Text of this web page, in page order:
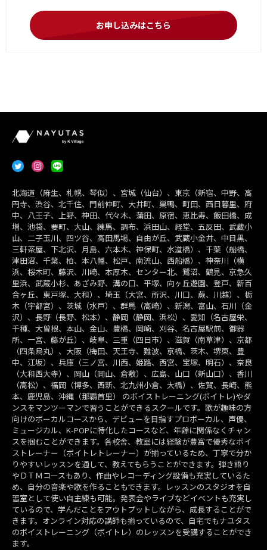
お申し込みはこちら
北海道（麻生、札幌、琴似）、宮城（仙台）、東京（新宿、中野、高
円寺、渋谷、北千住、門前仲町、大井町、巣鴨、町田、西日暮里、府
中、八王子、上野、神田、代々木、蒲田、原宿、恵比寿、飯田橋、成
増、池袋、要町、大山、練馬、調布、浜田山、経堂、五反田、武蔵小
山、二子玉川、四ツ谷、高田馬場、自由が丘、武蔵小金井、中目黒、
三軒茶屋、下北沢、月島、六本木、神保町、水道橋）、千葉（船橋、
津田沼、千葉、柏、本八幡、松戸、南流山、西船橋）、神奈川（横
浜、桜木町、藤沢、川崎、本厚木、センター北、鷺沼、鶴見、京急久
里浜、武蔵小杉、あざみ野、溝の口、平塚、向ヶ丘遊園、登戸、新百
合ヶ丘、東戸塚、大和）、埼玉（大宮、所沢、川口、蕨、川越）、栃
木（宇都宮）、茨城（水戸）、群馬（高崎）、新潟、富山、石川（金
沢）、長野（長野、松本）、静岡（静岡、浜松）、愛知（名古屋栄、
千種、大曽根、本山、金山、豊橋、岡崎、刈谷、名古屋駅前、御器
所、一宮、藤が丘）、岐阜、三重（四日市）、滋賀（南草津）、京都
（四条烏丸）、大阪（梅田、天王寺、難波、京橋、茨木、堺東、豊
中、江坂）、兵庫（三ノ宮、川西、姫路、西宮、宝塚、明石）、奈良
（大和西大寺）、岡山（岡山、倉敷）、広島、山口（新山口）、香川
（高松）、福岡（博多、西新、北九州小倉、大橋）、佐賀、長崎、熊
本、鹿児島、沖縄（那覇首里） のボイストレーニング(ボイトレ)やダ
ンスをマンツーマンで習うことができるスクールです。歌が趣味の方
向けのボーカルコースから、デビューを目指すプロボーカル、声優、
ミュージカル、K-POPに特化したコースなど、年齢に関係なくチャン
スを掴むことができます。各校舎、教室には経験が豊富で優秀なボイ
ストレーナー（ボイトレトレーナー）が揃っているため、丁寧で分か
りやすいレッスンを通して、教えてもらうことができます。弾き語り
やＤＴＭコースもあり、作曲やレコーディング設備も充実しているた
め、自分の音楽や歌を作ることもできます。レッスンのスタジオを自
習室として使い自主練も可能。発表会やライブなどイベントも充実し
ているので、学んだことをアウトプットしながら、成長することがで
きます。オンライン対応の講師も揃っているので、自宅でもナユタス
のボイストレーニング（ボイトレ）のレッスンを受講することができ
ます。